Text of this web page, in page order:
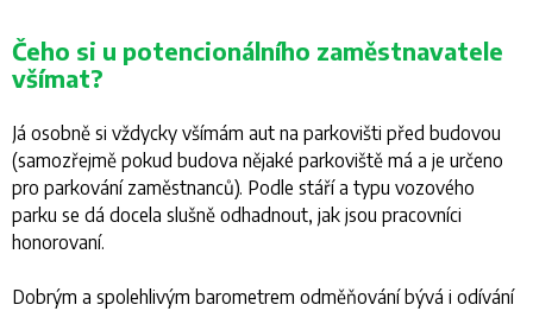
Čeho si u potencionálního zaměstnavatele
všímat?
Já osobně si vždycky všímám aut na parkovišti před budovou
(samozřejmě pokud budova nějaké parkoviště má a je určeno
pro parkování zaměstnanců). Podle stáří a typu vozového
parku se dá docela slušně odhadnout, jak jsou pracovníci
honorovaní.
Dobrým a spolehlivým barometrem odměňování bývá i odívání